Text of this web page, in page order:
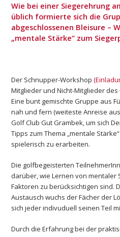
Wie bei einer Siegerehrung
üblich formierte sich die
abgeschlossenen Bleisure –
„mentale Stärke“ zum
Der Schnupper-Workshop
Mitglieder und Nicht-Mitglieder des
Eine bunt gemischte Gruppe aus
nah und fern (weiteste Anreise
Golf Club Gut Grambek, um sich
Tipps zum Thema „mentale
spielerisch zu erarbeiten.
Die golfbegeisterten
darüber, wie Lernen von mentaler
Faktoren zu berücksichtigen sind.
Austausch wuchs der Fächer der
sich jeder indivuduell seinen Teil
Durch die Erfahrung bei der